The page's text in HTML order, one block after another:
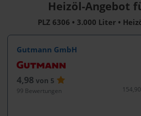
Heizöl-Angebot
PLZ 6306 • 3.000 Liter •
Gutmann GmbH
4,98 von 5
99 Bewertungen